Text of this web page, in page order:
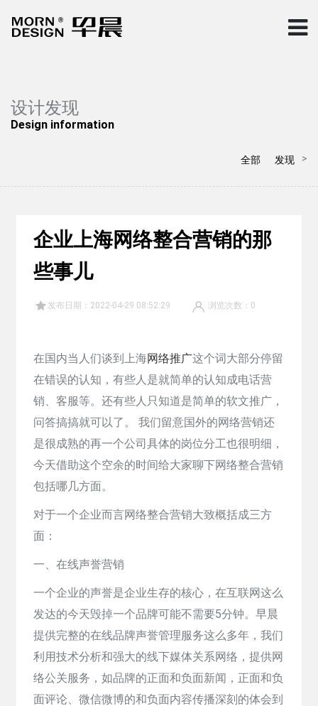
设计发现
Design information
全部 发现 >
企业上海网络整合营销的那
些事儿
发布日期：2022-04-29 08:52:29 浏览次数： 0
在国内当人们谈到上海网络推广这个词大部分停留
在错误的认知，有些人是就简单的认知成电话营
销、客服等。还有些人只知道是简单的软文推广，
问答搞搞就可以了。 我们留意国外的网络营销还
是很成熟的再一个公司具体的岗位分工也很明细，
今天借助这个空余的时间给大家聊下网络整合营销
包括哪几方面。
对于一个企业而言网络整合营销大致概括成三方
面：
一、在线声誉营销
一个企业的声誉是企业生存的核心，在互联网这么
发达的今天毁掉一个品牌可能不需要5分钟。早晨
提供完整的在线品牌声誉管理服务这么多年，我们
利用技术分析和强大的线下媒体关系网络，提供网
络公关服务，如品牌的正面和负面新闻，正面和负
面评论、微信微博的和负面内容传播深刻的体会到